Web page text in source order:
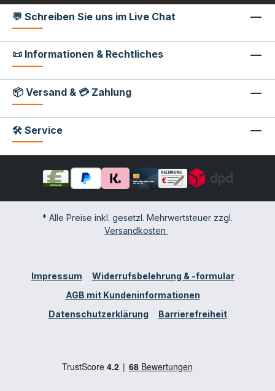
💬 Schreiben Sie uns im Live Chat
📜 Informationen & Rechtliches
📦 Versand & 💳 Zahlung
🛠 Service
* Alle Preise inkl. gesetzl. Mehrwertsteuer zzgl.
Versandkosten
Impressum
Widerrufsbelehrung & -formular
AGB mit Kundeninformationen
Datenschutzerklärung
Barrierefreiheit